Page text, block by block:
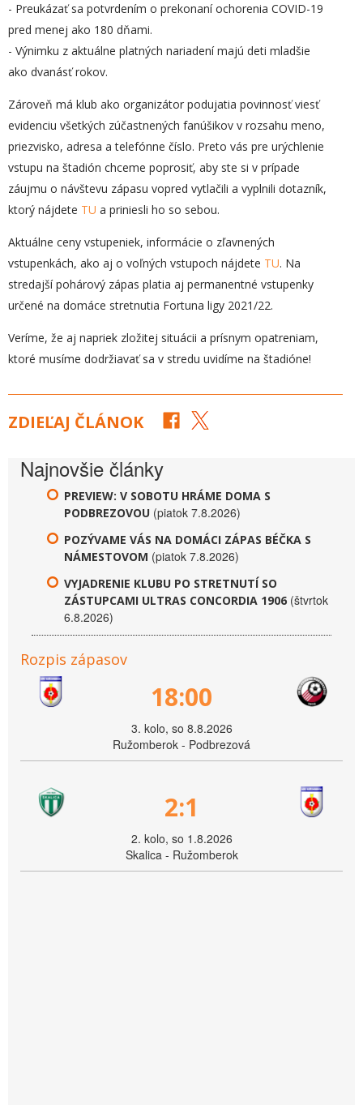
- Preukázať sa potvrdením o prekonaní ochorenia COVID-19
pred menej ako 180 dňami.
- Výnimku z aktuálne platných nariadení majú deti mladšie
ako dvanásť rokov.
Zároveň má klub ako organizátor podujatia povinnosť viesť
evidenciu všetkých zúčastnených fanúšikov v rozsahu meno,
priezvisko, adresa a telefónne číslo. Preto vás pre urýchlenie
vstupu na štadión chceme poprosiť, aby ste si v prípade
záujmu o návštevu zápasu vopred vytlačili a vyplnili dotazník,
ktorý nájdete TU a priniesli ho so sebou.
Aktuálne ceny vstupeniek, informácie o zľavnených
vstupenkách, ako aj o voľných vstupoch nájdete TU. Na
stredajší pohárový zápas platia aj permanentné vstupenky
určené na domáce stretnutia Fortuna ligy 2021/22.
Veríme, že aj napriek zložitej situácii a prísnym opatreniam,
ktoré musíme dodržiavať sa v stredu uvidíme na štadióne!
ZDIEĽAJ ČLÁNOK
Najnovšie články
PREVIEW: V SOBOTU HRÁME DOMA S
PODBREZOVOU (piatok 7.8.2026)
POZÝVAME VÁS NA DOMÁCI ZÁPAS BÉČKA S
NÁMESTOVOM (piatok 7.8.2026)
VYJADRENIE KLUBU PO STRETNUTÍ SO
ZÁSTUPCAMI ULTRAS CONCORDIA 1906 (štvrtok
6.8.2026)
Rozpis zápasov
18:00
3. kolo, so 8.8.2026
Ružomberok - Podbrezová
2:1
2. kolo, so 1.8.2026
Skalica - Ružomberok